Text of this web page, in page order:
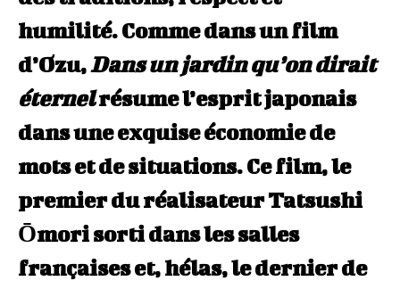
humilité. Comme dans un film
d’Ozu,Dans un jardin qu’on dirait
éternelrésume l’esprit japonais
dans une exquise économie de
mots et de situations. Ce film, le
premier du réalisateur Tatsushi
Ōmori sorti dans les salles
françaises et, hélas, le dernier de